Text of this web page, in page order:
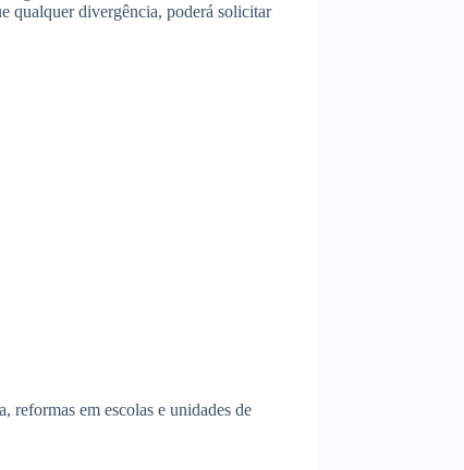
qualquer divergência, poderá solicitar
reformas em escolas e unidades de